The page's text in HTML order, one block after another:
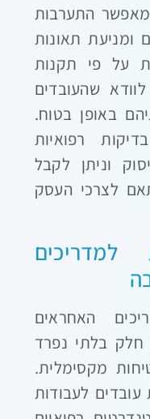
מאפשר התערבות
ומניעת תאונות
על פי תקנות
שהעובדים
באופן בטוח.
רפואיות
וניתן לקבל
לצרכי העסק
למדריכים
האחראים
חלק בלתי נפרד
מקסימלית.
לעבודות